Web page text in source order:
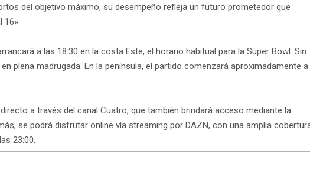
del objetivo máximo, su desempeño refleja un futuro prometedor que
16».
a las 18:30 en la costa Este, el horario habitual para la Super Bowl. Sin
plena madrugada. En la península, el partido comenzará aproximadamente a
a través del canal Cuatro, que también brindará acceso mediante la
se podrá disfrutar online vía streaming por DAZN, con una amplia
23:00.